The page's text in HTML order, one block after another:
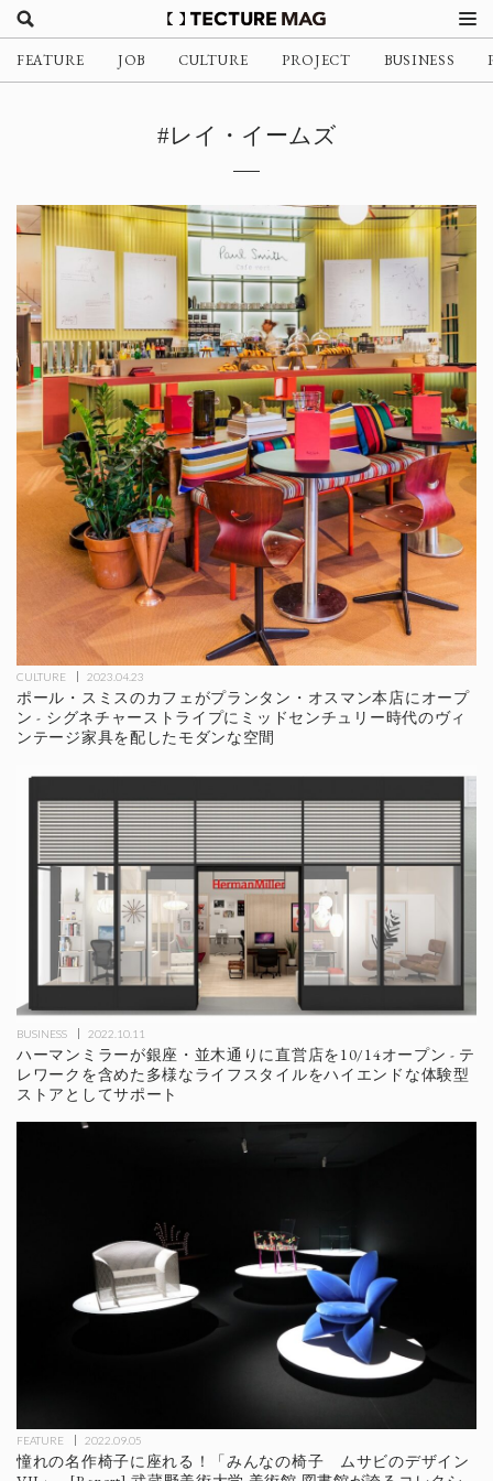
FEATURE JOB CULTURE PROJECT BUSINESS
#レイ・イームズ
CULTURE 2023.04.23
ポール・スミスのカフェがプランタン・オスマン本店にオープ
ン - シグネチャーストライプにミッドセンチュリー時代のヴィ
ンテージ家具を配したモダンな空間
BUSINESS 2022.10.11
ハーマンミラーが銀座・並木通りに直営店を10/14オープン - テ
レワークを含めた多様なライフスタイルをハイエンドな体験型
ストアとしてサポート
FEATURE 2022.09.05
憧れの名作椅子に座れる！「みんなの椅子 ムサビのデザイン